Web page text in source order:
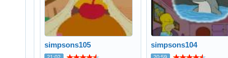
simpsons105 simpsons104